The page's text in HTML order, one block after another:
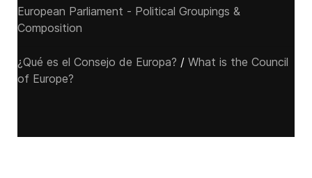
European Parliament - Political Groupings &
Composition
¿Qué es el Consejo de Europa? / What is the Council
of Europe?